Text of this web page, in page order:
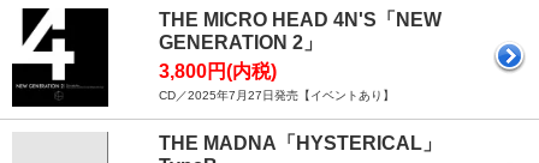
THE MICRO HEAD 4N'S「NEW
GENERATION 2」
3,800円(内税)
CD／2025年7月27日発売【イベントあり】
THE MADNA「HYSTERICAL」